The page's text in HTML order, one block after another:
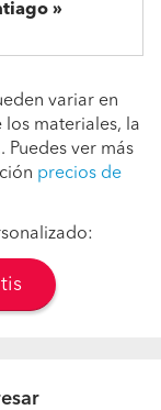
variar en
materiales, la
Puedes ver más
precios de